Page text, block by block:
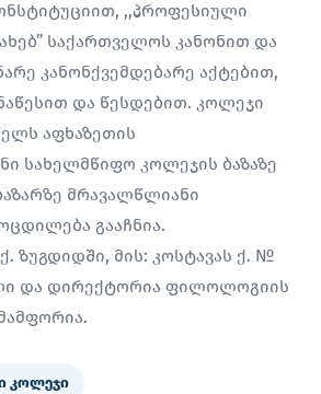
,,პროფესიული
საქართველოს კანონით და
კანონქვემდებარე აქტებით,
და წესდებით. კოლეჯი
აფხაზეთის
სახელმწიფო კოლეჯის ბაზაზე
მრავალწლიანი
გააჩნია.
ზუგდიდში, მის: კოსტავას ქ. №
და დირექტორია ფილოლოგიის
კოლეჯი